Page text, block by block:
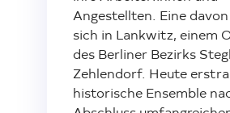
Investor Relations
Angestellten. Eine
sich in Lankwitz, einem
des Berliner Bezirks
Zehlendorf. Heute
historische Ensemble